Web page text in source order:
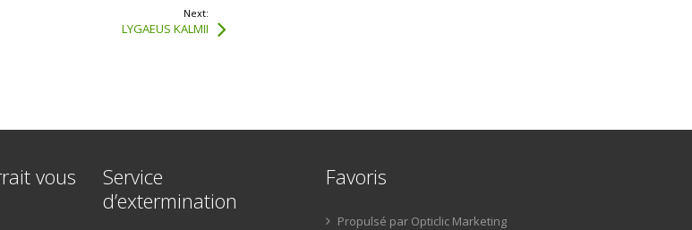
Next:
LYGAEUS KALMII
vous
Service
d’extermination
Favoris
Propulsé par Opticlic Marketing